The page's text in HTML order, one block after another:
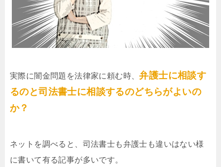
実際に闇金問題を法律家に頼む時、弁護士に相談す
るのと司法書士に相談するのどちらがよいの
か？
ネットを調べると、司法書士も弁護士も違いはない様
に書いて有る記事が多いです。